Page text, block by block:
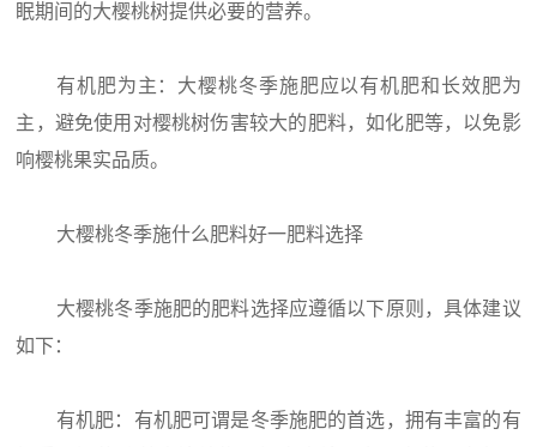
眠期间的大樱桃树提供必要的营养。
有机肥为主：大樱桃冬季施肥应以有机肥和长效肥为
主，避免使用对樱桃树伤害较大的肥料，如化肥等，以免影
响樱桃果实品质。
大樱桃冬季施什么肥料好一肥料选择
大樱桃冬季施肥的肥料选择应遵循以下原则，具体建议
如下：
有机肥：有机肥可谓是冬季施肥的首选，拥有丰富的有